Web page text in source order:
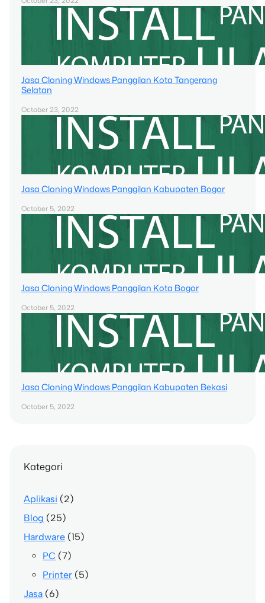
Jasa Cloning Windows Panggilan Kota Tangerang
Selatan
October 23, 2022
Jasa Cloning Windows Panggilan Kabupaten Bogor
October 5, 2022
Jasa Cloning Windows Panggilan Kota Bogor
October 5, 2022
Jasa Cloning Windows Panggilan Kabupaten Bekasi
October 5, 2022
Kategori
Aplikasi (2)
Blog (25)
Hardware (15)
PC (7)
Printer (5)
Jasa (6)